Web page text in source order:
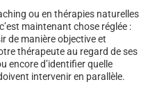
ou en thérapies naturelles
maintenant chose réglée :
de manière objective et
thérapeute au regard de ses
encore d’identifier quelle
intervenir en parallèle.